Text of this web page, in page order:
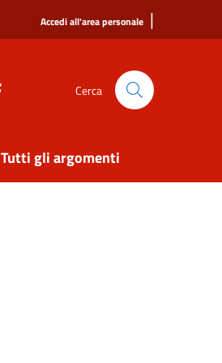
Accedi all'area personale |
Cerca
Tutti gli argomenti